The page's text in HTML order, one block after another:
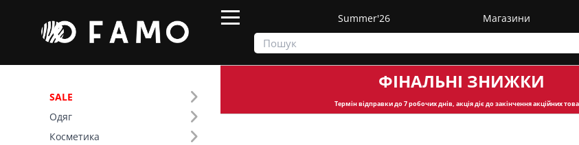
Summer'26 Магазини
SALE
Одяг
Косметика
ФІНАЛЬНІ ЗНИЖКИ
Термін відправкидо 7 робочих днів, акція діє до закінчення акційних